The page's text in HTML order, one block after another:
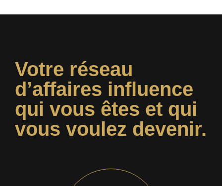
Votre réseau
d’affaires influence
qui vous êtes et qui
vous voulez devenir.